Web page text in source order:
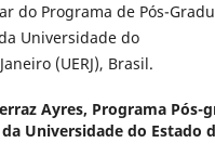
do Programa de Pós-
Universidade do
(UERJ), Brasil.
Ayres, Programa Pós-
Universidade do Estado